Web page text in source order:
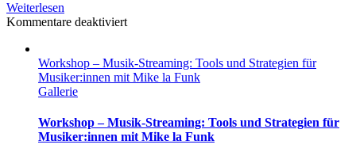
Weiterlesen
Kommentare deaktiviertfür
Business
Starterkit:
survive
as
Workshop – Musik-Streaming: Tools und Strategien für
Musiker:innen mit Mike la Funk
Gallerie
Workshop – Musik-Streaming: Tools und Strategien für
Musiker:innen mit Mike la Funk